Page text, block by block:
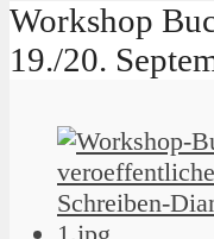
Workshop
19./20.